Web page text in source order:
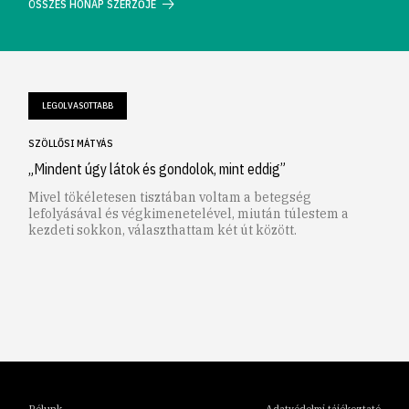
ÖSSZES HÓNAP SZERZŐJE
LEGOLVASOTTABB
SZÖLLŐSI MÁTYÁS
„Mindent úgy látok és gondolok, mint eddig”
Mivel tökéletesen tisztában voltam a betegség
lefolyásával és végkimenetelével, miután túlestem a
kezdeti sokkon, választhattam két út között.